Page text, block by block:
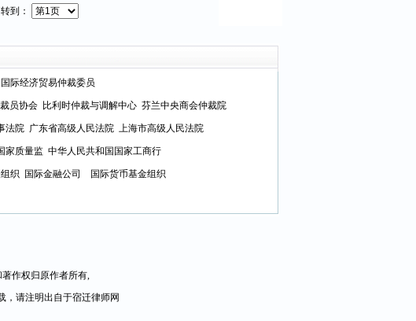
到：
际经济贸易仲裁委员
员协会 比利时仲裁与调解中心 芬兰中央商会仲裁院
法院 广东省高级人民法院 上海市高级人民法院
家质量监 中华人民共和国国家工商行
织 国际金融公司 国际货币基金组织
作权归原作者所有,
，请注明出自于宿迁律师网